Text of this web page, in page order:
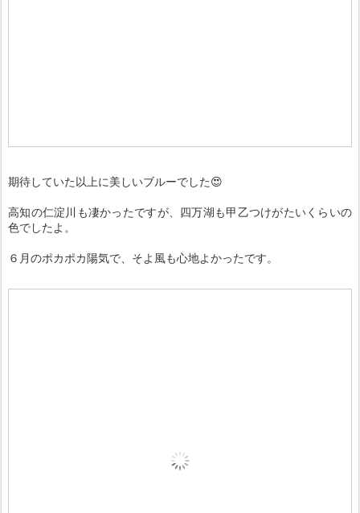
期待していた以上に美しいブルーでした😍
高知の仁淀川も凄かったですが、四万湖も甲乙つけがたいくらいの
色でしたよ。
６月のポカポカ陽気で、そよ風も心地よかったです。